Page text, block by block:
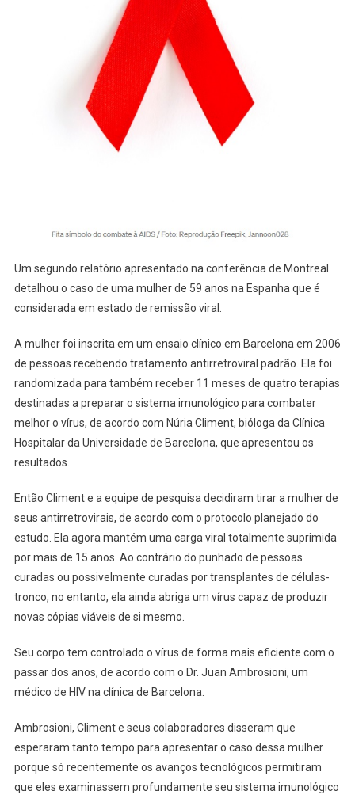
Um segundo relatório apresentado na conferência de Montreal
detalhou o caso de uma mulher de 59 anos na Espanha que é
considerada em estado de remissão viral.
A mulher foi inscrita em um ensaio clínico em Barcelona em 2006
de pessoas recebendo tratamento antirretroviral padrão. Ela foi
randomizada para também receber 11 meses de quatro terapias
destinadas a preparar o sistema imunológico para combater
melhor o vírus, de acordo com Núria Climent, bióloga da Clínica
Hospitalar da Universidade de Barcelona, ​​que apresentou os
resultados.
Então Climent e a equipe de pesquisa decidiram tirar a mulher de
seus antirretrovirais, de acordo com o protocolo planejado do
estudo. Ela agora mantém uma carga viral totalmente suprimida
por mais de 15 anos. Ao contrário do punhado de pessoas
curadas ou possivelmente curadas por transplantes de células-
tronco, no entanto, ela ainda abriga um vírus capaz de produzir
novas cópias viáveis ​​de si mesmo.
Seu corpo tem controlado o vírus de forma mais eficiente com o
passar dos anos, de acordo com o Dr. Juan Ambrosioni, um
médico de HIV na clínica de Barcelona.
Ambrosioni, Climent e seus colaboradores disseram que
esperaram tanto tempo para apresentar o caso dessa mulher
porque só recentemente os avanços tecnológicos permitiram
que eles examinassem profundamente seu sistema imunológico